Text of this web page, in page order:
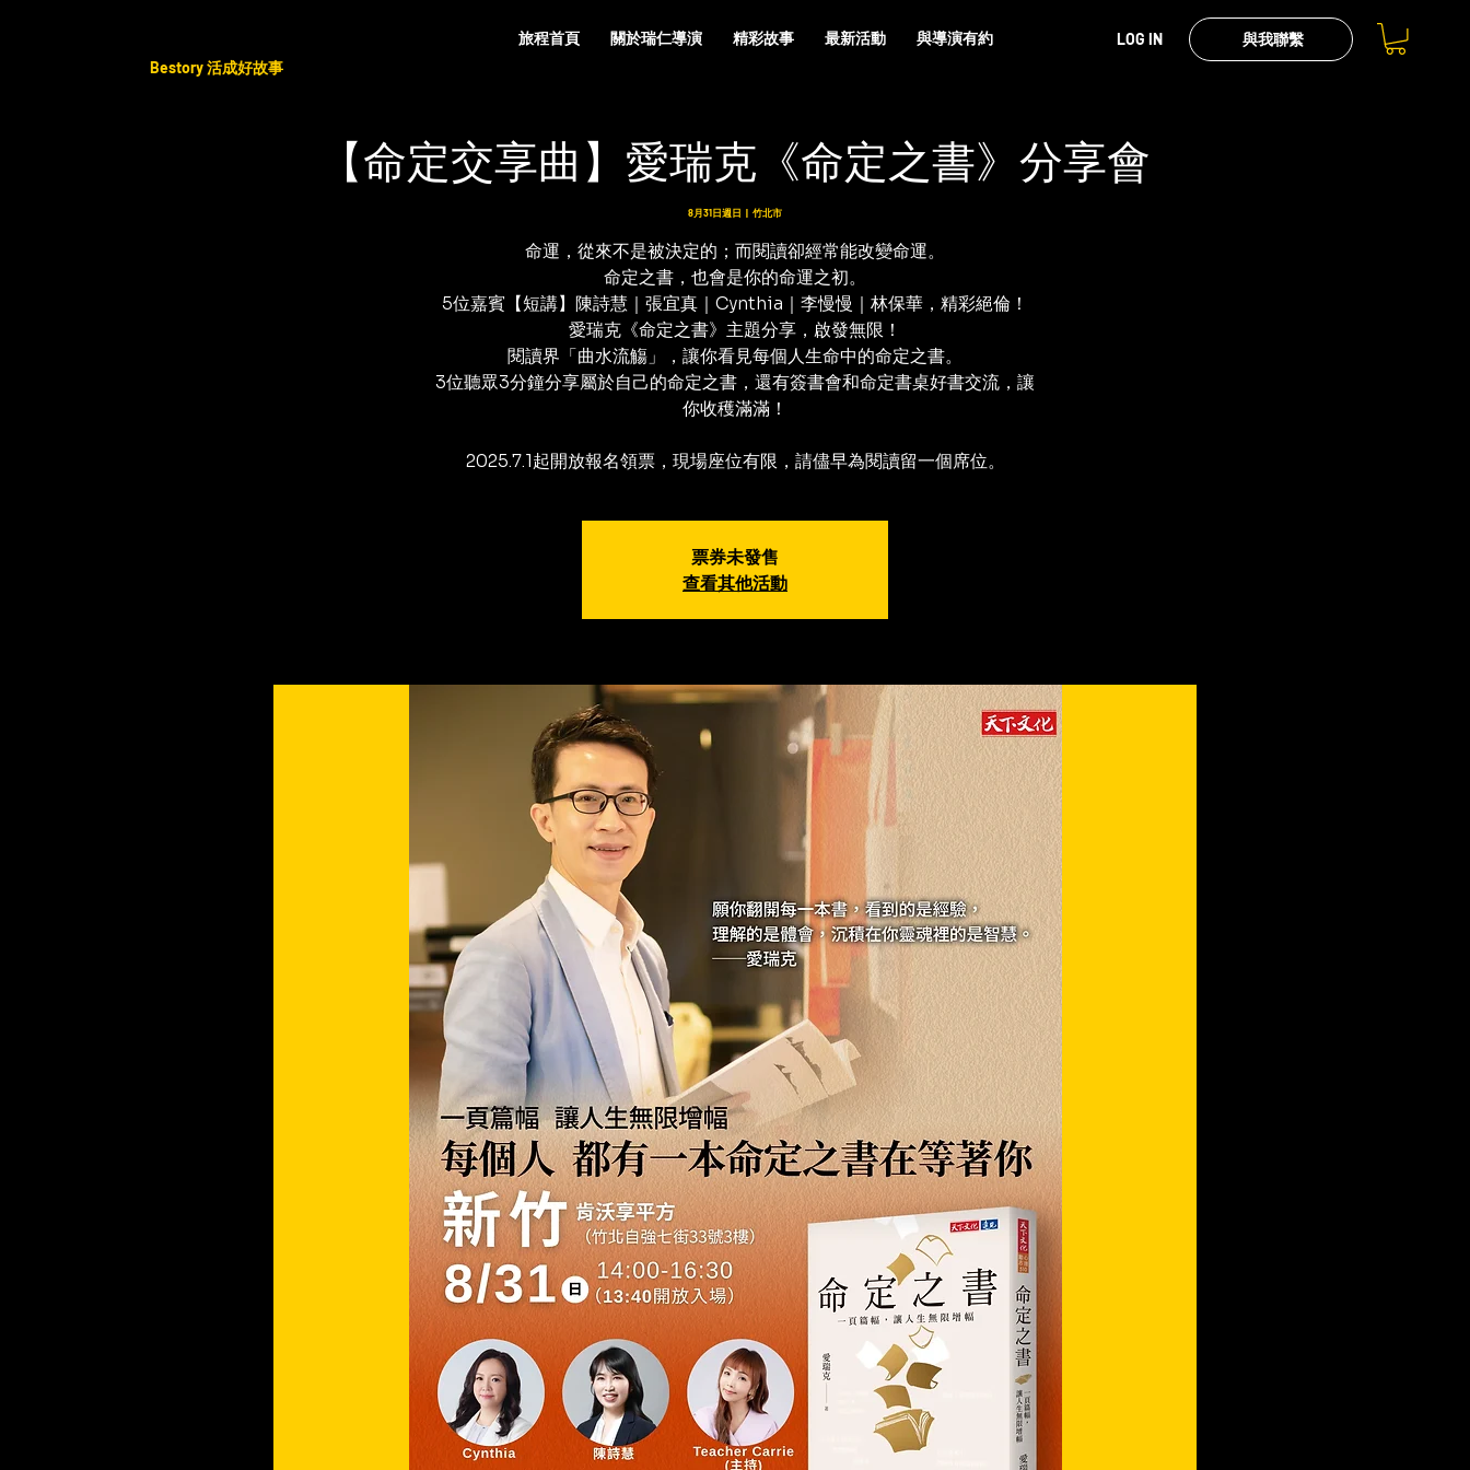
旅程首頁 關於瑞仁導演 精彩故事 最新活動
與導演有約
Bestory 活成好故事
LOG IN 與我聯繫
【命定交享曲】愛瑞克《命定之書》分享會
8月31日週日
  |
竹北市
命運，從來不是被決定的；而閱讀卻經常能改變命運。
命定之書，也會是你的命運之初。
5位嘉賓【短講】陳詩慧｜張宜真｜Cynthia｜李慢慢｜林保華，精彩絕倫！
愛瑞克《命定之書》主題分享，啟發無限！
閱讀界「曲水流觴」，讓你看見每個人生命中的命定之書。
3位聽眾3分鐘分享屬於自己的命定之書，還有簽書會和命定書桌好書交流，讓
你收穫滿滿！
2025.7.1起開放報名領票，現場座位有限，請儘早為閱讀留一個席位。
票券未發售
查看其他活動